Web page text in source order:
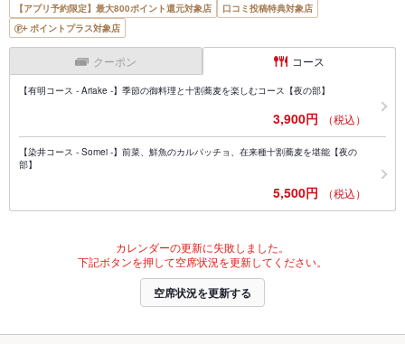
【アプリ予約限定】最大800ポイント還元対象店
口コミ投稿特典対象店
ポイントプラス対象店
クーポン コース
【有明コース - Ariake -】季節の御料理と十割蕎麦を楽しむコース【夜の部】
3,900円 （税込）
【染井コース - Somei -】前菜、鮮魚のカルパッチョ、在来種十割蕎麦を堪能【夜の
部】
5,500円 （税込）
カレンダーの更新に失敗しました。
下記ボタンを押して空席状況を更新してください。
空席状況を更新する